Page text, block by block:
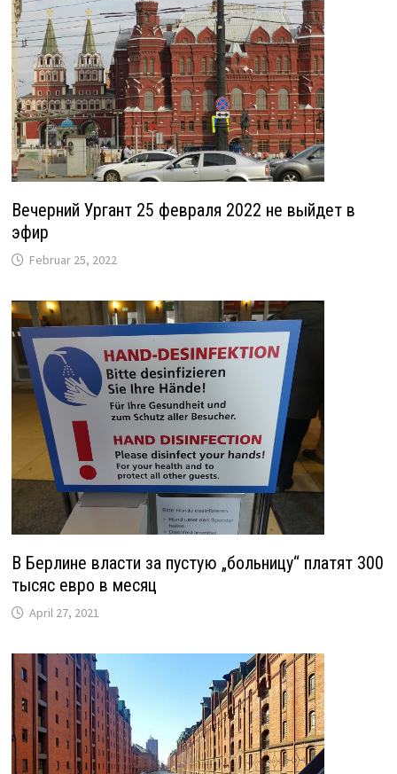
Вечерний Ургант 25 февраля 2022 не выйдет в
эфир
Februar 25, 2022
В Берлине власти за пустую „больницу“ платят 300
тысяс евро в месяц
April 27, 2021